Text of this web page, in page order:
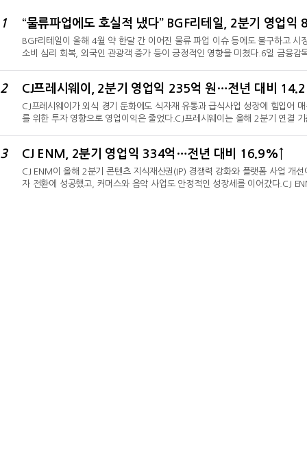
1 “물류파업에도 호실적 냈다” BGF리테일, 2분기 영업
BGF리테일이 올해 4월 약 한달 간 이어진 물류 파업 이슈 등에도 불구하고
소비 심리 회복, 외국인 관광객 증가 등이 긍정적인 영향을 미쳤다.6일 금융감
영업이익은 1230억 원으로 33.7% 증가했다.전년보다 적은 강수일수와 평균
2 CJ프레시웨이, 2분기 영업익 235억 원…전년 대비
CJ프레시웨이가 외식 경기 둔화에도 식자재 유통과 급식사업 성장에 힘입어
를 위한 투자 영향으로 영업이익은 줄었다.CJ프레시웨이는 올해 2분기 연결
51% 성장하며 실적 개선을 견인했다. 지난 3월 지분을 인수한 B2B 식자재
3 CJ ENM, 2분기 영업익 334억…전년 대비 16.9%↑
CJ ENM이 올해 2분기 콘텐츠 지식재산권(IP) 경쟁력 강화와 플랫폼 사업 개
자 전환에 성공했고, 커머스와 음악 사업도 안정적인 성장세를 이어갔다.CJ